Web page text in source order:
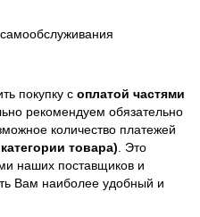
покупку с оплатой частями
рекомендуем обязательно
количество платежей
товара) . Это
наших поставщиков и
Вам наиболее удобный и